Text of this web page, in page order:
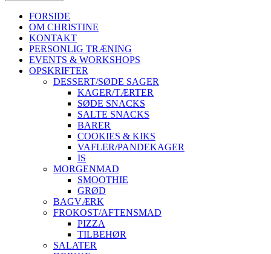
FORSIDE
OM CHRISTINE
KONTAKT
PERSONLIG TRÆNING
EVENTS & WORKSHOPS
OPSKRIFTER
DESSERT/SØDE SAGER
KAGER/TÆRTER
SØDE SNACKS
SALTE SNACKS
BARER
COOKIES & KIKS
VAFLER/PANDEKAGER
IS
MORGENMAD
SMOOTHIE
GRØD
BAGVÆRK
FROKOST/AFTENSMAD
PIZZA
TILBEHØR
SALATER